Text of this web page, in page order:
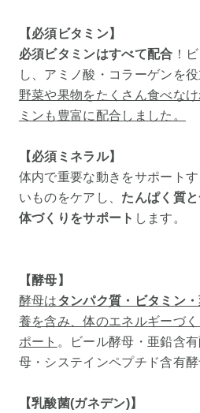
【必須ビタミン】
必須ビタミンはすべて配合 ！
し、アミノ酸・コラーゲンを
野菜や果物をたくさん食べな
ミンも豊富に配合しました。
【必須ミネラル】
体内で重要な動きをサポート
いものをケアし、 たんぱく質
体づくりをサポート します。
【酵母】
酵母は タンパク質・ビタミン
養を含み、体のエネルギーづ
ポート 。ビール酵母・亜鉛含
母・システインペプチド含有酵
【乳酸菌(ガネデン)】